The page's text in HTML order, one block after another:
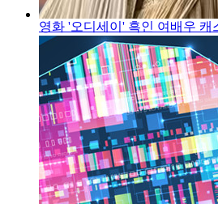
영화 '오디세이' 흑인 여배우